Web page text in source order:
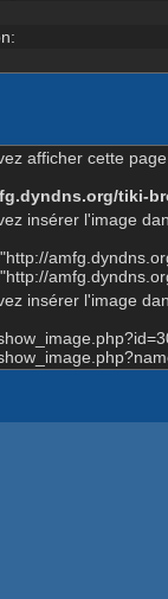
afficher cette
tiki-
insérer l'image
insérer l'image